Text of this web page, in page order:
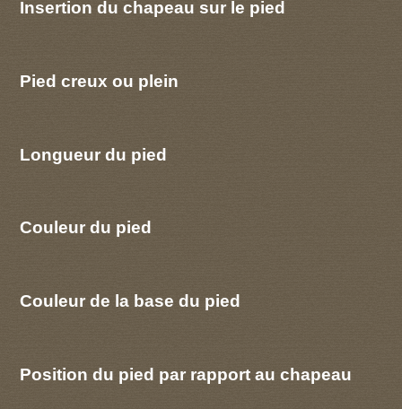
Insertion du chapeau sur le pied
Pied creux ou plein
Longueur du pied
Couleur du pied
Couleur de la base du pied
Position du pied par rapport au chapeau